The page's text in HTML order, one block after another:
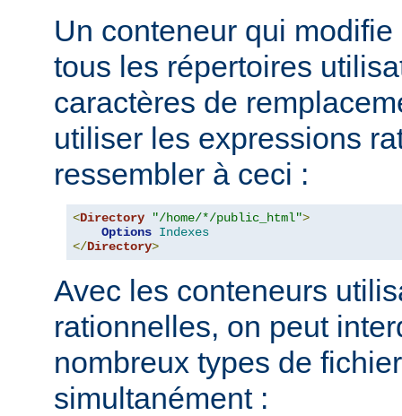
Un conteneur qui
tous les répertoires
caractères de
utiliser les expressions
ressembler à ceci :
<Directory "/home/*/public_html">
Options Indexes
</Directory>
Avec les conteneurs
rationnelles, on peut
nombreux types de
simultanément :